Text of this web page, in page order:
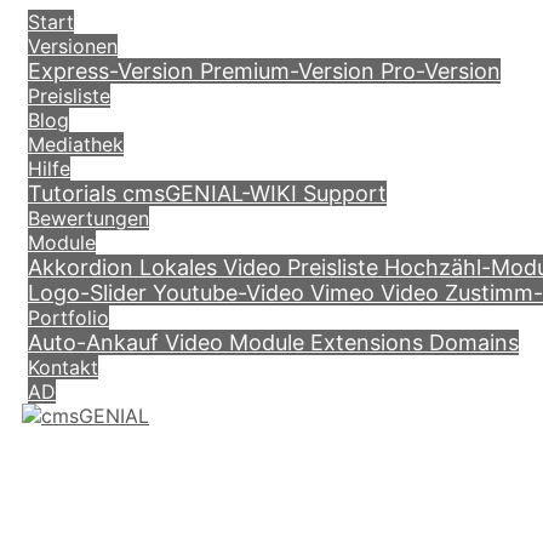
Start
Versionen
Express-Version Premium-Version Pro-Version
Preisliste
Blog
Mediathek
Hilfe
Tutorials cmsGENIAL-WIKI Support
Bewertungen
Module
Akkordion Lokales Video Preisliste Hochzähl-
Logo-Slider Youtube-Video Vimeo Video
Portfolio
Auto-Ankauf Video Module Extensions Domains
Kontakt
AD